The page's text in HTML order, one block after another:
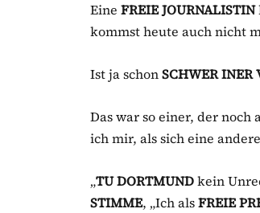
Eine FREIE JOURNALISTIN
kommst heute auch nicht
Ist ja schonSCHWER INER
Das war so einer, der noch
ich mir, als sich eine
„TU DORTMUNDkein
STIMME, „Ich alsFREIE